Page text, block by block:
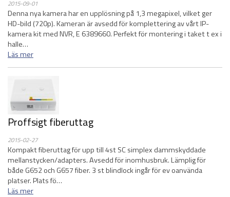
2015-09-01
Denna nya kamera har en upplösning på 1,3 megapixel, vilket ger
HD-bild (720p). Kameran är avsedd för komplettering av vårt IP-
kamera kit med NVR, E 6389660. Perfekt för montering i taket t ex i
halle…
Läs mer
Proffsigt fiberuttag
2015-02-27
Kompakt fiberuttag för upp till 4st SC simplex dammskyddade
mellanstycken/adapters. Avsedd för inomhusbruk. Lämplig för
både G652 och G657 fiber. 3 st blindlock ingår för ev oanvända
platser. Plats fö…
Läs mer